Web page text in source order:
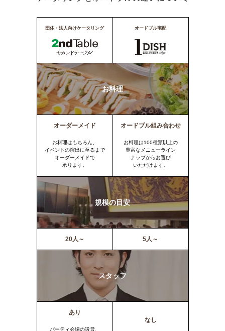
団体・法人向けケータリング オードブル宅配
お料理
オーダーメイド
お料理はもちろん、
イベントの演出に至るまで
オーダーメイドで
承ります。
オードブル組み合わせ
お料理は100種類以上の
豊富なメニューライン
ナップからお選び
いただけます。
規模の目安
20人～ 5人～
スタッフ
あり
パーティ会場の設営、
なし